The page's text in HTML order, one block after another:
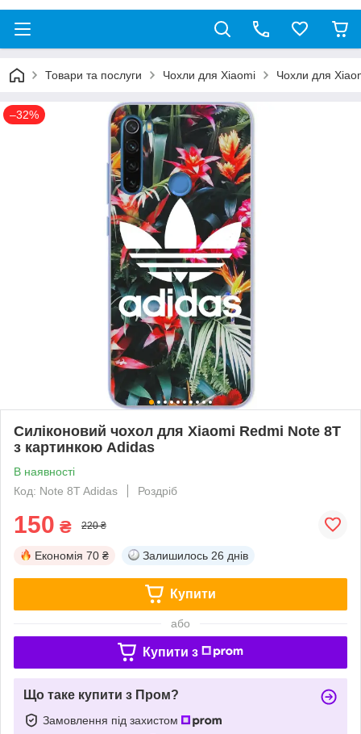
Товари та послуги Чохли для Xiaomi Чохли для
–32%
Силіконовий чохол для Xiaomi Redmi Note 8T
з картинкою Adidas
В наявності
Код: Note 8T Adidas
Роздріб
150 ₴ 220 ₴
Економія 70 ₴ Залишилось 26 днів
Купити
або
Купити з
Що таке купити з Пром?
Замовлення під захистом